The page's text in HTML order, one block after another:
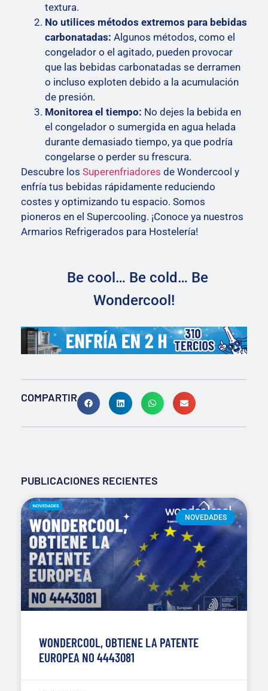
textura.
No utilices métodos extremos para bebidas
carbonatadas: Algunos métodos, como el
congelador o el agitado, pueden provocar
que las bebidas carbonatadas se derramen
o incluso exploten debido a la acumulación
de presión.
Monitorea el tiempo: No dejes la bebida en
el congelador o sumergida en agua helada
durante demasiado tiempo, ya que podría
congelarse o perder su frescura.
Descubre los Superenfriadores de Wondercool y
enfría tus bebidas rápidamente reduciendo
costes y optimizando tu espacio. Somos
pioneros en el Supercooling. ¡Conoce ya nuestros
Armarios Refrigerados para Hostelería!
Be cool… Be cold… Be
Wondercool!
COMPARTIR
PUBLICACIONES RECIENTES
NOVEDADES
WONDERCOOL, OBTIENE LA PATENTE
EUROPEA NO 4443081